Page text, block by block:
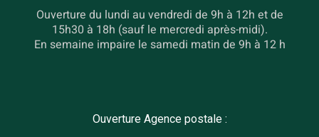
Ouverture du lundi au vendredi de 9h à 12h et de
15h30 à 18h (sauf le mercredi après-midi).
En semaine impaire le samedi matin de 9h à 12 h
Ouverture Agence postale :